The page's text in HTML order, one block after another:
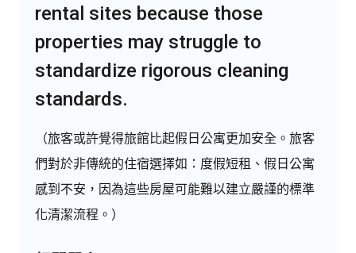
rental sites because those
properties may struggle to
standardize rigorous cleaning
standards.
（旅客或許覺得旅館比起假日公寓更加安全。旅客
們對於非傳統的住宿選擇如：度假短租、假日公寓
感到不安，因為這些房屋可能難以建立嚴謹的標準
化清潔流程。）